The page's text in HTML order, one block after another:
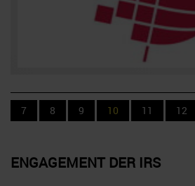
7 8 9 10 11 12
ENGAGEMENT DER IRS